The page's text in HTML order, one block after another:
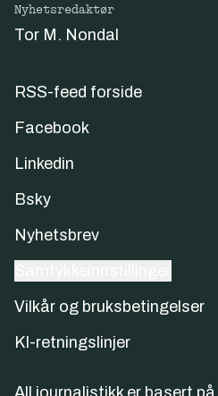
Nyhetsredaktør
Tor M. Nondal
RSS-feed forside
Facebook
Linkedin
Bsky
Nyhetsbrev
Vilkår og bruksbetingelser
KI-retningslinjer
All journalistikk er basert på